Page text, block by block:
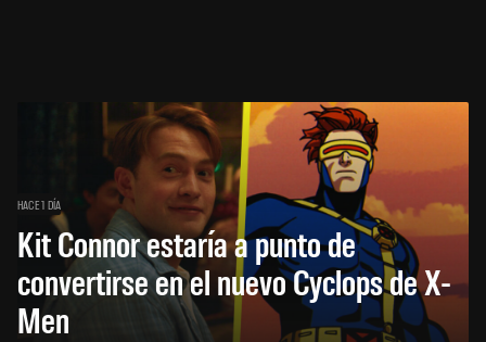
HACE 1 DÍA
Kit Connor estaría a punto de
convertirse en el nuevo Cyclops de X-
Men